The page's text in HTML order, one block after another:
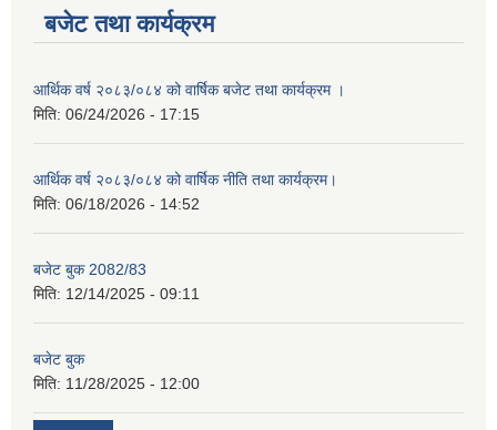
बजेट तथा कार्यक्रम
आर्थिक वर्ष २०८३/०८४ को वार्षिक बजेट तथा कार्यक्रम ।
मिति: 06/24/2026 - 17:15
आर्थिक वर्ष २०८३/०८४ को वार्षिक नीति तथा कार्यक्रम।
मिति: 06/18/2026 - 14:52
बजेट बुक 2082/83
मिति: 12/14/2025 - 09:11
बजेट बुक
मिति: 11/28/2025 - 12:00